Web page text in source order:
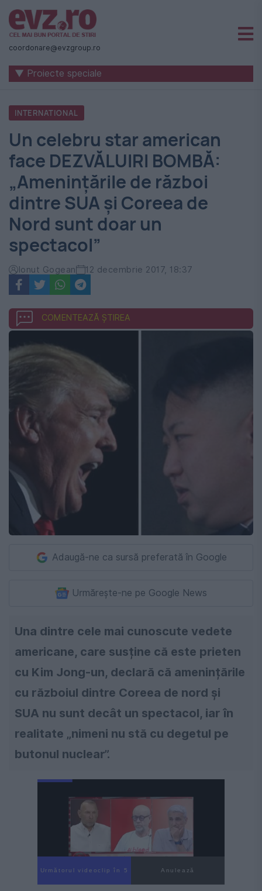
Știri
naționale
internaționale
România
-
Evenimentul
Zilei
coordonare@evzgroup.ro
▼ Proiecte speciale
INTERNATIONAL
Un celebru star american
face DEZVĂLUIRI BOMBĂ:
„Amenințările de război
dintre SUA și Coreea de
Nord sunt doar un
spectacol”
Ionut Gogean 12 decembrie 2017, 18:37
COMENTEAZĂ ȘTIREA
Adaugă-ne ca sursă preferată în Google
Urmărește-ne pe Google News
Una dintre cele mai cunoscute vedete
americane, care susține că este prieten
cu Kim Jong-un, declară că amenințările
cu războiul dintre Coreea de nord și
SUA nu sunt decât un spectacol, iar în
realitate „nimeni nu stă cu degetul pe
butonul nuclear”.
Următorul videoclip în 4 Anulează